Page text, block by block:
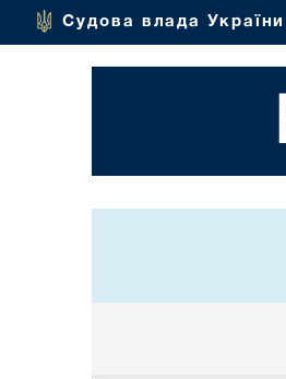
Судова влада України